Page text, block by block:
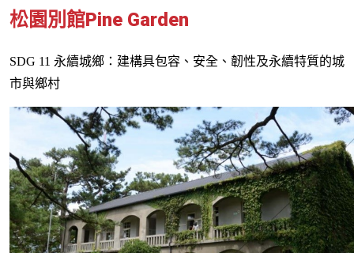
松園別館Pine Garden
SDG 11 永續城鄉：建構具包容、安全、韌性及永續特質的城
市與鄉村